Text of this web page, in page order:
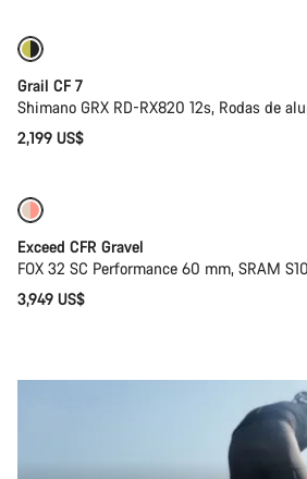
Grail CF 7
Shimano GRX RD-RX820 12s, Rodas de
2,199 US$
Exceed CFR Gravel
FOX 32 SC Performance 60 mm, SRAM
3,949 US$